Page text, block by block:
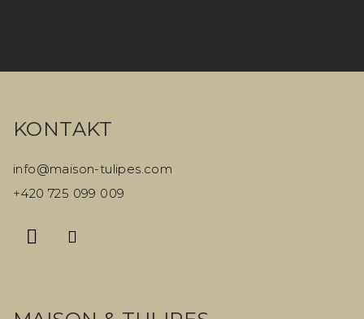
KONTAKT
info@maison-tulipes.com
+420 725 099 009